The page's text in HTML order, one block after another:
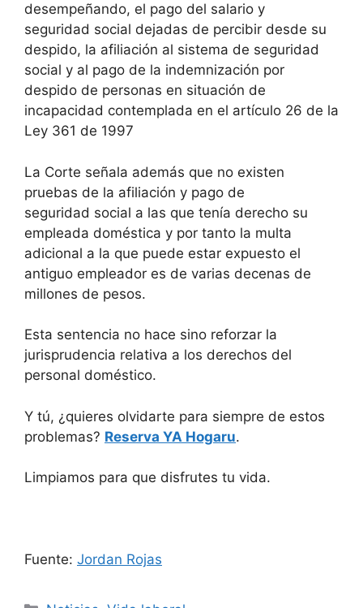
desempeñando, el pago del salario y
seguridad social dejadas de percibir desde su
despido, la afiliación al sistema de seguridad
social y al pago de la indemnización por
despido de personas en situación de
incapacidad contemplada en el artículo 26 de la
Ley 361 de 1997
La Corte señala además que no existen
pruebas de la afiliación y pago de
seguridad social a las que tenía derecho su
empleada doméstica y por tanto la multa
adicional a la que puede estar expuesto el
antiguo empleador es de varias decenas de
millones de pesos.
Esta sentencia no hace sino reforzar la
jurisprudencia relativa a los derechos del
personal doméstico.
Y tú, ¿quieres olvidarte para siempre de estos
problemas? Reserva YA Hogaru.
Limpiamos para que disfrutes tu vida.
Fuente: Jordan Rojas